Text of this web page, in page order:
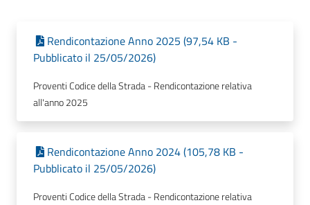
Rendicontazione Anno 2025 (97,54 KB -
Pubblicato il 25/05/2026)
Proventi Codice della Strada - Rendicontazione relativa
all'anno 2025
Rendicontazione Anno 2024 (105,78 KB -
Pubblicato il 25/05/2026)
Proventi Codice della Strada - Rendicontazione relativa